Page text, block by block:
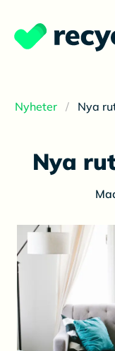
Nyheter Nya
Nya